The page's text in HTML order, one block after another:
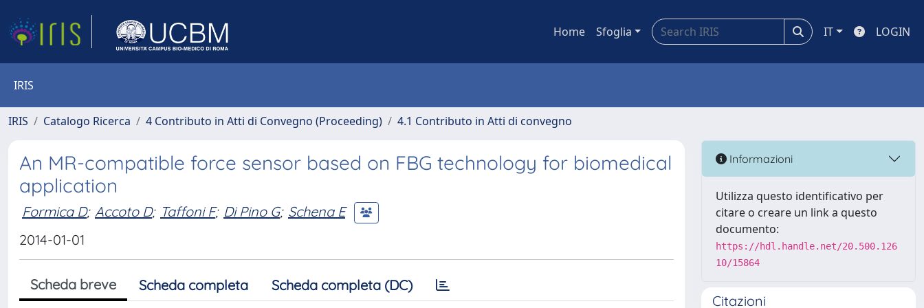
Home Sfoglia IT LOGIN
IRIS
IRIS Catalogo Ricerca 4 Contributo in Atti di Convegno (Proceeding) 4.1 Contributo in Atti di convegno
An MR-compatible force sensor based on FBG technology for biomedical
application
Formica D; Accoto D; Taffoni F; Di Pino G; Schena E
2014-01-01
Scheda breve Scheda completa Scheda completa (DC)
Informazioni
Utilizza questo identificativo per
citare o creare un link a questo
documento:
https://hdl.handle.net/20.500.126
10/15864
Citazioni